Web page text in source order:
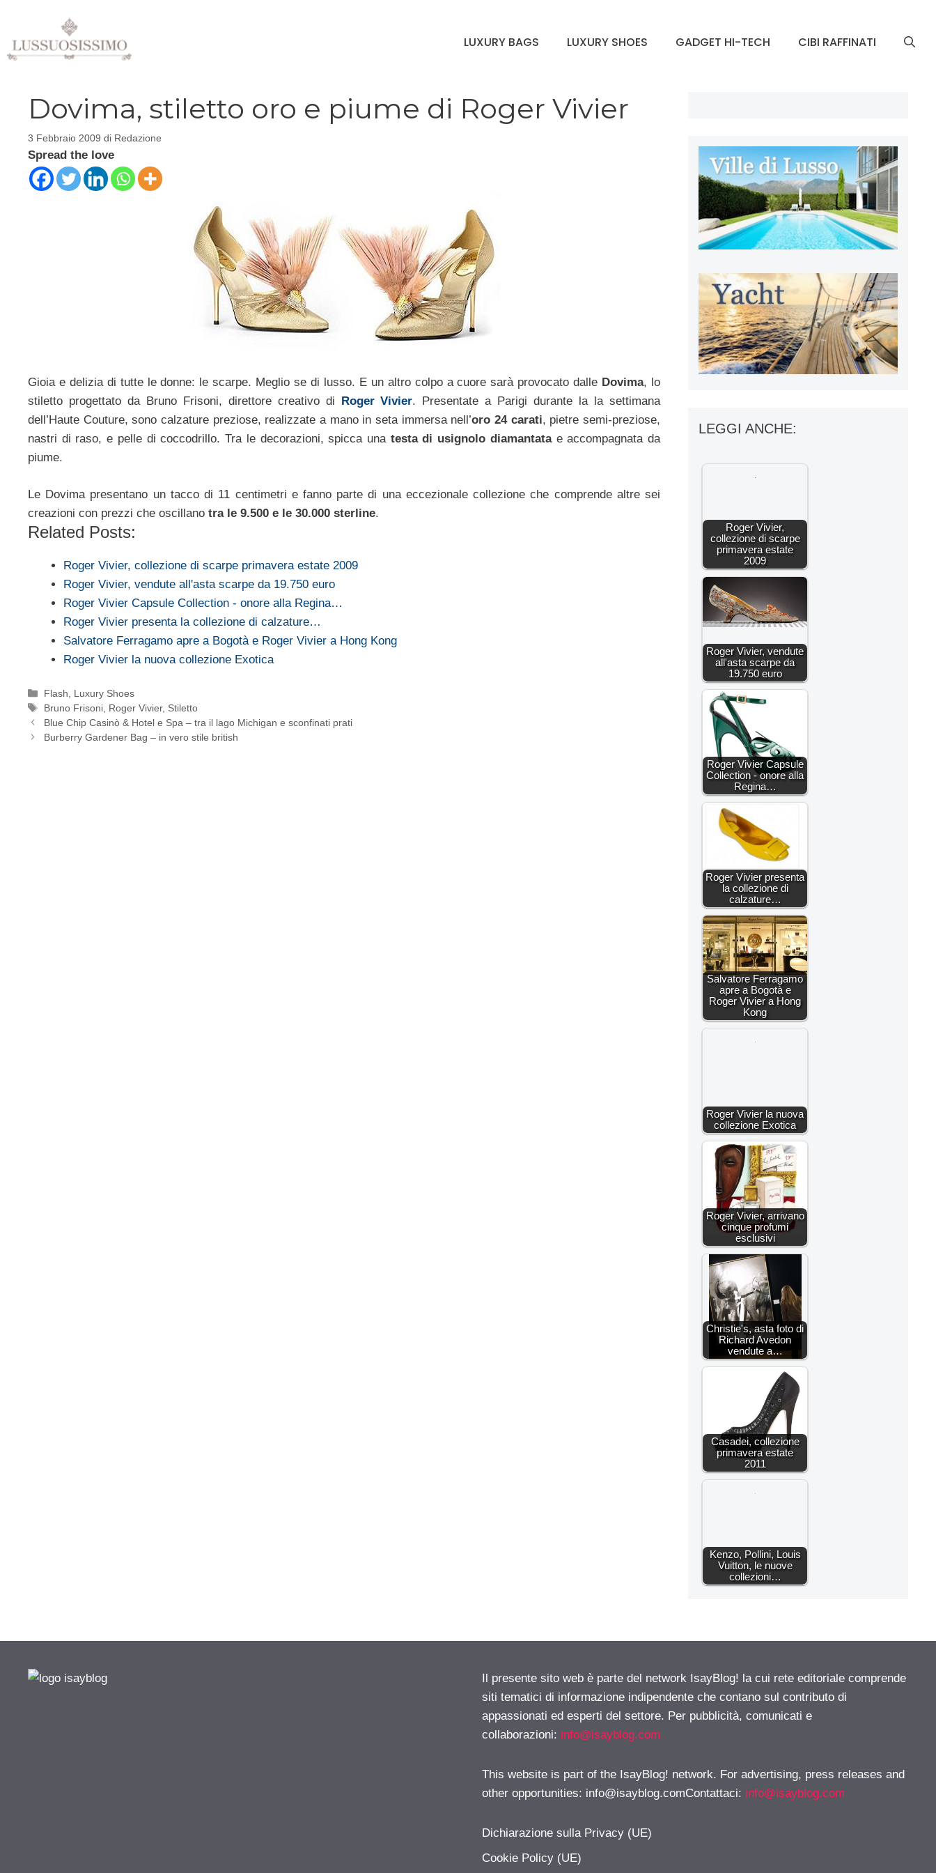
contenuto
LUXURY BAGS LUXURY SHOES GADGET HI-TECH CIBI RAFFINATI
Dovima, stiletto oro e piume di Roger Vivier
3 Febbraio 2009 di Redazione
Spread the love
Gioia e delizia di tutte le donne: le scarpe. Meglio se di lusso. E un altro colpo a cuore sarà provocato dalle Dovima, lo
stiletto progettato da Bruno Frisoni, direttore creativo di Roger Vivier. Presentate a Parigi durante la la settimana
dell’Haute Couture, sono calzature preziose, realizzate a mano in seta immersa nell’oro 24 carati, pietre semi-preziose,
nastri di raso, e pelle di coccodrillo. Tra le decorazioni, spicca una testa di usignolo diamantatae accompagnata da
piume.
Le Dovima presentano un tacco di 11 centimetri e fanno parte di una eccezionale collezione che comprende altre sei
creazioni con prezzi che oscillano tra le 9.500 e le 30.000 sterline.
Related Posts:
Roger Vivier, collezione di scarpe primavera estate 2009
Roger Vivier, vendute all'asta scarpe da 19.750 euro
Roger Vivier Capsule Collection - onore alla Regina…
Roger Vivier presenta la collezione di calzature…
Salvatore Ferragamo apre a Bogotà e Roger Vivier a Hong Kong
Roger Vivier la nuova collezione Exotica
Categorie
Flash
Luxury Shoes
Tag
Bruno Frisoni Roger Vivier, Stiletto
Blue Chip Casinò & Hotel e Spa – tra il lago Michigan e sconfinati prati
Burberry Gardener Bag – in vero stile british
LEGGI ANCHE:
Roger Vivier,
collezione di scarpe
primavera estate
2009
Roger Vivier, vendute
all'asta scarpe da
19.750 euro
Roger Vivier Capsule
Collection - onore alla
Regina…
Roger Vivier presenta
la collezione di
calzature…
Salvatore Ferragamo
apre a Bogotà e
Roger Vivier a Hong
Kong
Roger Vivier la nuova
collezione Exotica
Roger Vivier, arrivano
cinque profumi
esclusivi
Christie's, asta foto di
Richard Avedon
vendute a…
Casadei, collezione
primavera estate
2011
Kenzo, Pollini, Louis
Vuitton, le nuove
collezioni…
Il presente sito web è parte del network IsayBlog! la cui rete editoriale comprende
siti tematici di informazione indipendente che contano sul contributo di
appassionati ed esperti del settore. Per pubblicità, comunicati e
collaborazioni: info@isayblog.com
This website is part of the IsayBlog! network. For advertising, press releases and
other opportunities: info@isayblog.comContattaci: info@isayblog.com
Dichiarazione sulla Privacy (UE)
Cookie Policy (UE)